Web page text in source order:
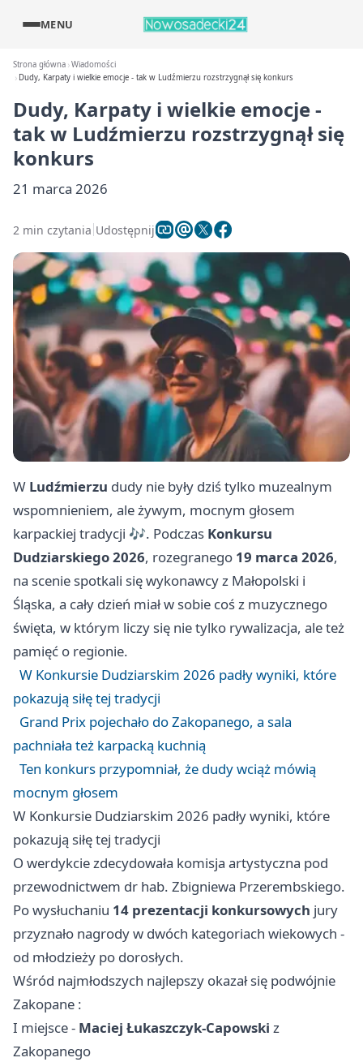
MENU
Strona główna Wiadomości
Dudy, Karpaty i wielkie emocje - tak w Ludźmierzu rozstrzygnął się konkurs
Dudy, Karpaty i wielkie emocje -
tak w Ludźmierzu rozstrzygnął się
konkurs
21 marca 2026
2 min czytania Udostępnij
W Ludźmierzu dudy nie były dziś tylko muzealnym
wspomnieniem, ale żywym, mocnym głosem
karpackiej tradycji 🎶. Podczas Konkursu
Dudziarskiego 2026, rozegranego 19 marca 2026,
na scenie spotkali się wykonawcy z Małopolski i
Śląska, a cały dzień miał w sobie coś z muzycznego
święta, w którym liczy się nie tylko rywalizacja, ale też
pamięć o regionie.
W Konkursie Dudziarskim 2026 padły wyniki, które
pokazują siłę tej tradycji
Grand Prix pojechało do Zakopanego, a sala
pachniała też karpacką kuchnią
Ten konkurs przypomniał, że dudy wciąż mówią
mocnym głosem
W Konkursie Dudziarskim 2026 padły wyniki, które
pokazują siłę tej tradycji
O werdykcie zdecydowała komisja artystyczna pod
przewodnictwem dr hab. Zbigniewa Przerembskiego.
Po wysłuchaniu 14 prezentacji konkursowych jury
przyznało nagrody w dwóch kategoriach wiekowych -
od młodzieży po dorosłych.
Wśród najmłodszych najlepszy okazał się podwójnie
Zakopane :
I miejsce - Maciej Łukaszczyk-Capowski z
Zakopanego